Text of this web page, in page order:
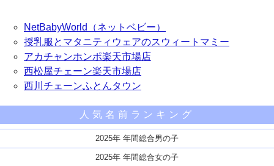
NetBabyWorld（ネットベビー）
授乳服とマタニティウェアのスウィートマミー
アカチャンホンポ楽天市場店
西松屋チェーン楽天市場店
西川チェーンふとんタウン
人気名前ランキング
2025年 年間総合男の子
2025年 年間総合女の子